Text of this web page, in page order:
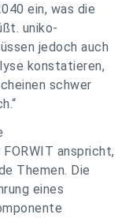
ein, was die
uniko-
jedoch auch
konstatieren,
schwer
anspricht,
Themen. Die
eines